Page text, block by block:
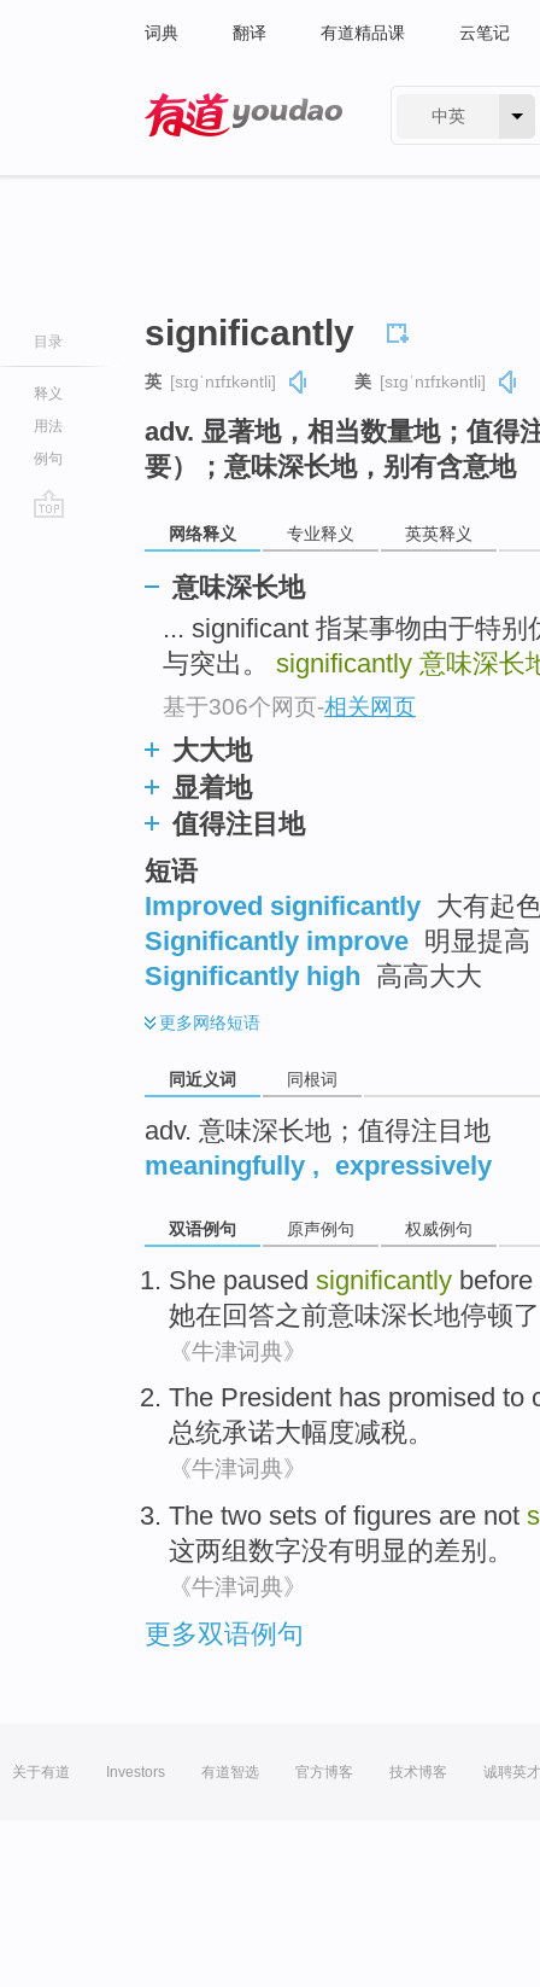
词典 翻译 有道精品课 云笔记
中英
目录
释义
用法
例句
significantly
英 [sɪɡˈnɪfɪkəntli] 美 [sɪɡˈnɪfɪkəntli]
adv. 显著地，相当数量地；值得
要）；意味深长地，别有含意地
网络释义 专业释义 英英释义
意味深长地
... significant 指某事物由于特
与突出。 significantly 意味深长
基于306个网页-相关网页
大大地
显着地
值得注目地
短语
Improved significantly 大有起
Significantly improve 明显提高
Significantly high 高高大大
更多网络短语
同近义词 同根词
adv. 意味深长地；值得注目地
meaningfully , expressively
双语例句 原声例句 权威例句
She paused significantly before
她在回答之前意味深长地停顿
《牛津词典》
The President has promised to
总统承诺大幅度减税。
《牛津词典》
The two sets of figures are not
这两组数字没有明显的差别 。
《牛津词典》
更多双语例句
关于有道 Investors 有道智选 官方博客 技术博客 诚聘英才